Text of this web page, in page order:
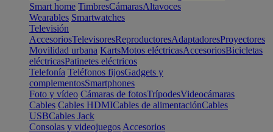
Smart home TimbresCámarasAltavoces
Wearables Smartwatches
Televisión
AccesoriosTelevisoresReproductoresAdaptadoresProyectores
Movilidad urbana KartsMotos eléctricasAccesoriosBicicletas
eléctricasPatinetes eléctricos
Telefonía Teléfonos fijosGadgets y
complementosSmartphones
Foto y vídeo Cámaras de fotosTrípodesVideocámaras
Cables Cables HDMICables de alimentaciónCables
USBCables Jack
Consolas y videojuegos Accesorios